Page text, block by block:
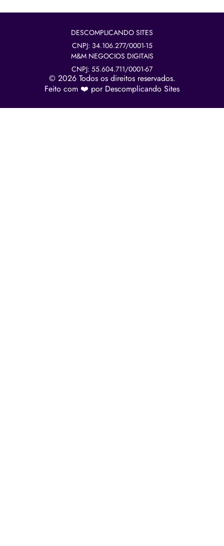
DESCOMPLICANDO SITES
CNPJ: 34.106.277/0001-15
M&M NEGOCIOS DIGITAIS
CNPJ: 55.604.711/0001-67
© 2026 Todos os direitos reservados.
Feito com ❤️ por Descomplicando Sites